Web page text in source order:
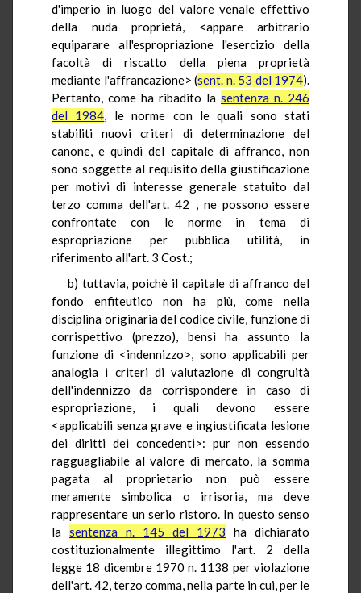
d'imperio in luogo del valore venale effettivo
della nuda proprietà, <appare arbitrario
equiparare all'espropriazione l'esercizio della
facoltà di riscatto della piena proprietà
mediante l'affrancazione> (sent. n. 53 del 1974).
Pertanto, come ha ribadito la sentenza n. 246
del 1984, le norme con le quali sono stati
stabiliti nuovi criteri di determinazione del
canone, e quindi del capitale di affranco, non
sono soggette al requisito della giustificazione
per motivi di interesse generale statuito dal
terzo comma dell'art. 42 , ne possono essere
confrontate con le norme in tema di
espropriazione per pubblica utilità, in
riferimento all'art. 3 Cost.;
b) tuttavia, poichè il capitale di affranco del
fondo enfiteutico non ha più, come nella
disciplina originaria del codice civile, funzione di
corrispettivo (prezzo), bensì ha assunto la
funzione di <indennizzo>, sono applicabili per
analogia i criteri di valutazione di congruità
dell'indennizzo da corrispondere in caso di
espropriazione, i quali devono essere
<applicabili senza grave e ingiustificata lesione
dei diritti dei concedenti>: pur non essendo
ragguagliabile al valore di mercato, la somma
pagata al proprietario non può essere
meramente simbolica o irrisoria, ma deve
rappresentare un serio ristoro. In questo senso
la sentenza n. 145 del 1973 ha dichiarato
costituzionalmente illegittimo l'art. 2 della
legge 18 dicembre 1970 n. 1138 per violazione
dell'art. 42, terzo comma, nella parte in cui, per le